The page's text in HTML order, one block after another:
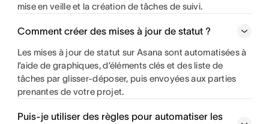
mise en veille et la création de tâches de suivi.
Comment créer des mises à jour de statut ?
Les mises à jour de statut sur Asana sont automatisées à
l’aide de graphiques, d’éléments clés et des liste de
tâches par glisser-déposer, puis envoyées aux parties
prenantes de votre projet.
Puis-je utiliser des règles pour automatiser les